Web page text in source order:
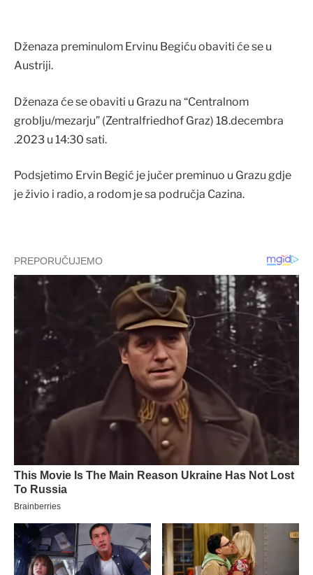
Dženaza preminulom Ervinu Begiću obaviti će se u
Austriji.
Dženaza će se obaviti u Grazu na “Centralnom
groblju/mezarju” (Zentralfriedhof Graz) 18.decembra
.2023 u 14:30 sati.
Podsjetimo Ervin Begić je jučer preminuo u Grazu gdje
je živio i radio, a rodom je sa područja Cazina.